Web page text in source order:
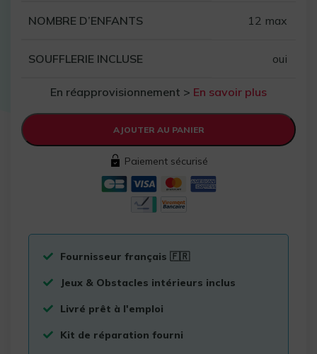
NOMBRE D’ENFANTS 12 max
SOUFFLERIE INCLUSE oui
En réapprovisionnement > En savoir plus
AJOUTER AU PANIER
Paiement sécurisé
Fournisseur français 🇫🇷
Jeux & Obstacles intérieurs inclus
Livré prêt à l'emploi
Kit de réparation fourni